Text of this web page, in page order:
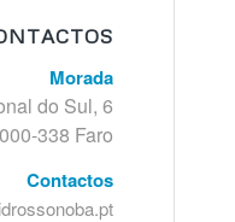
Morada
do Sul, 6
338 Faro
Contactos